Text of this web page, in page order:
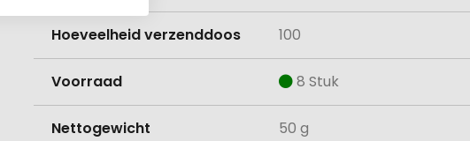
Hoeveelheid verzenddoos 100
Voorraad 8 Stuk
Nettogewicht 50 g